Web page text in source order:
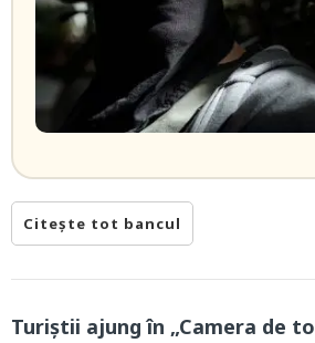
Citește tot bancul
Turiștii ajung în „Camera de